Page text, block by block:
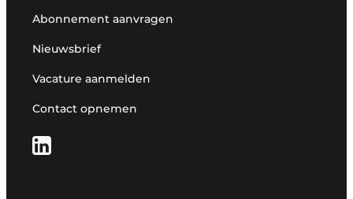
Abonnement aanvragen
Nieuwsbrief
Vacature aanmelden
Contact opnemen